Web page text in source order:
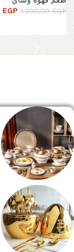
1.200,00EGP
EGP
طقم سفره